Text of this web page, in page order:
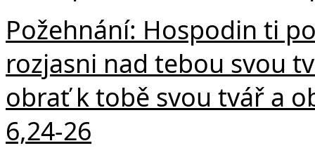
Požehnání: Hospodin ti
rozjasni nad tebou svou
obrať k tobě svou tvář a
6,24-26